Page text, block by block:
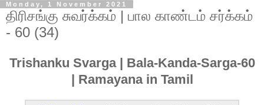
Monday, 1 November 2021
திரிசங்கு சுவர்க்கம் | பால காண்டம் சர்க்கம்
- 60 (34)
Trishanku Svarga | Bala-Kanda-Sarga-60
| Ramayana in Tamil